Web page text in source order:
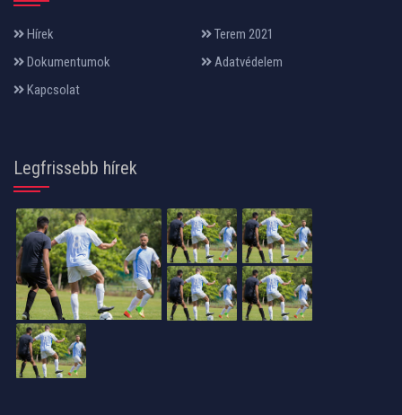
Hírek
Terem 2021
Dokumentumok
Adatvédelem
Kapcsolat
Legfrissebb hírek